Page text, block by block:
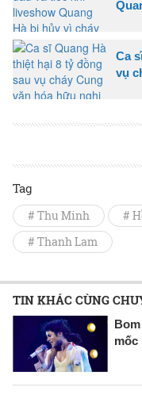
Ca
vụ
Tag
# Thu Minh #
# Thanh Lam
TIN KHÁC CÙNG
mốc